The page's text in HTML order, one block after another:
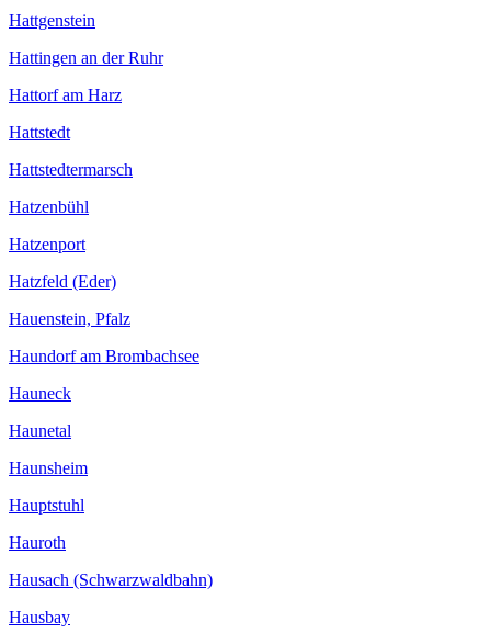
Hattgenstein
Hattingen an der Ruhr
Hattorf am Harz
Hattstedt
Hattstedtermarsch
Hatzenbühl
Hatzenport
Hatzfeld (Eder)
Hauenstein, Pfalz
Haundorf am Brombachsee
Hauneck
Haunetal
Haunsheim
Hauptstuhl
Hauroth
Hausach (Schwarzwaldbahn)
Hausbay